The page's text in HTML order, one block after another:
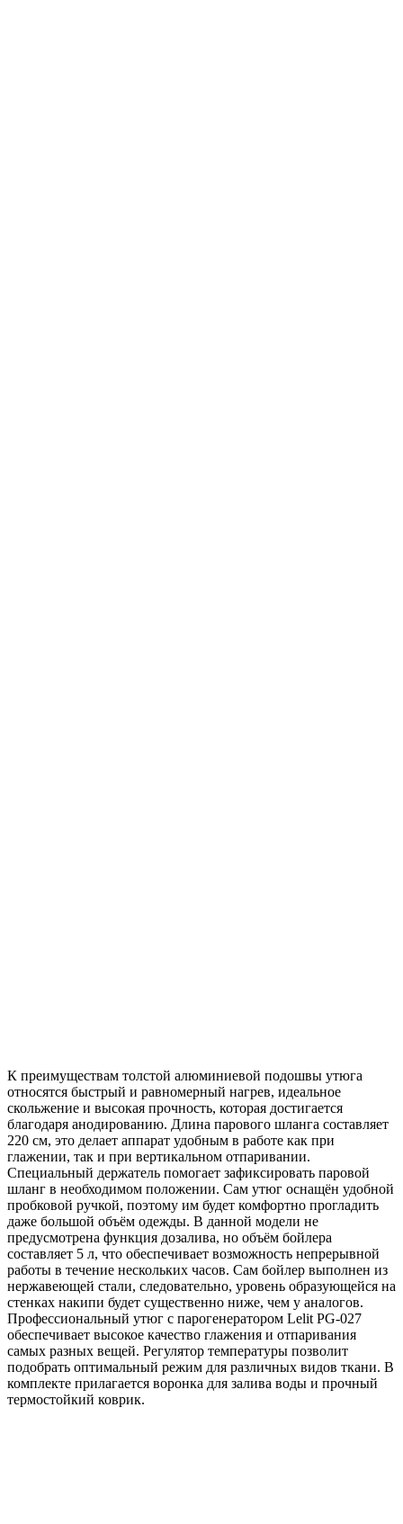
К преимуществам толстой алюминиевой подошвы утюга
относятся быстрый и равномерный нагрев, идеальное
скольжение и высокая прочность, которая достигается
благодаря анодированию. Длина парового шланга составляет
220 см, это делает аппарат удобным в работе как при
глажении, так и при вертикальном отпаривании.
Специальный держатель помогает зафиксировать паровой
шланг в необходимом положении. Сам утюг оснащён удобной
пробковой ручкой, поэтому им будет комфортно прогладить
даже большой объём одежды. В данной модели не
предусмотрена функция дозалива, но объём бойлера
составляет 5 л, что обеспечивает возможность непрерывной
работы в течение нескольких часов. Сам бойлер выполнен из
нержавеющей стали, следовательно, уровень образующейся на
стенках накипи будет существенно ниже, чем у аналогов.
Профессиональный утюг с парогенератором Lelit PG-027
обеспечивает высокое качество глажения и отпаривания
самых разных вещей. Регулятор температуры позволит
подобрать оптимальный режим для различных видов ткани. В
комплекте прилагается воронка для залива воды и прочный
термостойкий коврик.